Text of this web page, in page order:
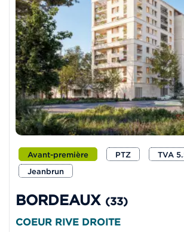
Avant-première PTZ
TVA
Jeanbrun
BORDEAUX (33)
COEUR RIVE DROITE